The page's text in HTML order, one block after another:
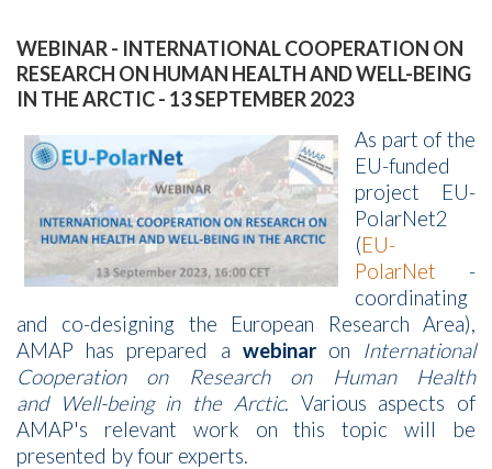
WEBINAR - INTERNATIONAL COOPERATION ON
RESEARCH ON HUMAN HEALTH AND WELL-BEING
IN THE ARCTIC - 13 SEPTEMBER 2023
As part of the
EU-funded
project EU-
PolarNet2
(EU-
PolarNet -
coordinating
and co-designing the European Research Area),
AMAP has prepared a webinaron International
Cooperation on Research on Human Health
and Well-being in the Arctic. Various aspects of
AMAP's relevant work on this topic will be
presented by four experts.